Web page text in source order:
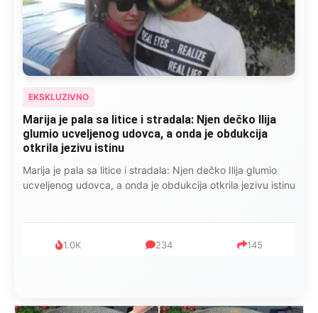
EKSKLUZIVNO
Kad se Marin suprug razbolio ona ga kupala,
pelene mu mijenjala: Jedno jutro je poslao po
čokoladu..
Kad se Marin suprug razbolio ona ga kupala, pelene mu
mijenjala: Jedno jutro je poslao po čokoladu..
999 321 234